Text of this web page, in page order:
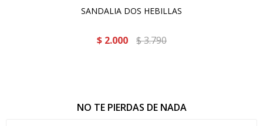
SANDALIA DOS HEBILLAS
$ 2.000 $3.790
NO TE PIERDAS DE NADA